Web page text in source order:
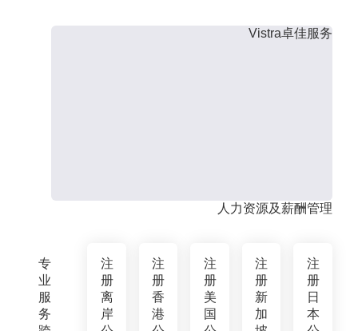
专
业
服
务
Vistra卓佳服务
人力资源及薪酬管理
注
册
离
岸
注
册
香
港
注
册
美
国
注
册
新
加
注
册
日
本